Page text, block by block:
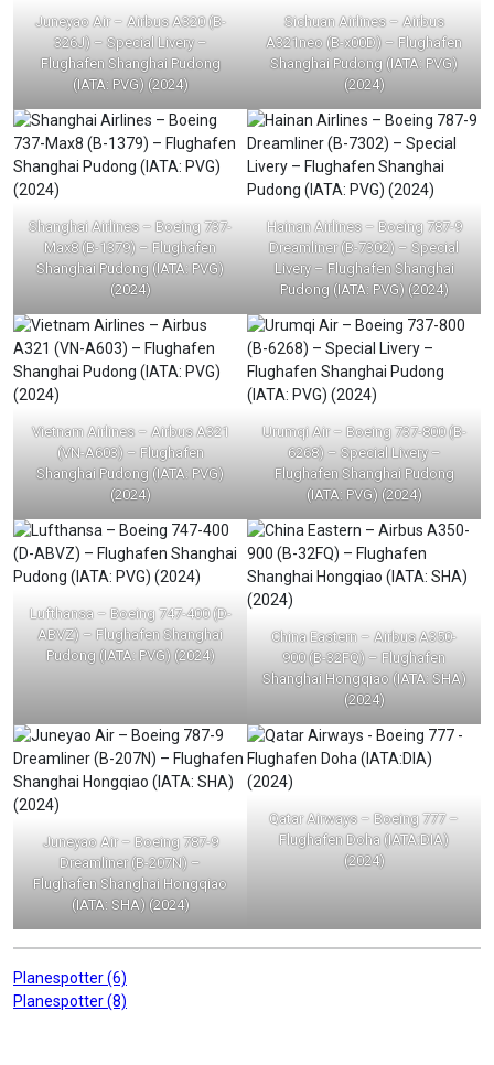
Juneyao Air – Airbus A320 (B-
326J) – Special Livery –
Flughafen Shanghai Pudong
(IATA: PVG) (2024)
Sichuan Airlines – Airbus
A321neo (B-x00D) – Flughafen
Shanghai Pudong (IATA: PVG)
(2024)
Shanghai Airlines – Boeing 737-
Max8 (B-1379) – Flughafen
Shanghai Pudong (IATA: PVG)
(2024)
Hainan Airlines – Boeing 787-9
Dreamliner (B-7302) – Special
Livery – Flughafen Shanghai
Pudong (IATA: PVG) (2024)
Vietnam Airlines – Airbus A321
(VN-A603) – Flughafen
Shanghai Pudong (IATA: PVG)
(2024)
Urumqi Air – Boeing 737-800 (B-
6268) – Special Livery –
Flughafen Shanghai Pudong
(IATA: PVG) (2024)
Lufthansa – Boeing 747-400 (D-
ABVZ) – Flughafen Shanghai
Pudong (IATA: PVG) (2024)
China Eastern – Airbus A350-
900 (B-32FQ) – Flughafen
Shanghai Hongqiao (IATA: SHA)
(2024)
Juneyao Air – Boeing 787-9
Dreamliner (B-207N) –
Flughafen Shanghai Hongqiao
(IATA: SHA) (2024)
Qatar Airways – Boeing 777 –
Flughafen Doha (IATA:DIA)
(2024)
Beitragsnavigation
Planespotter (6)
Planespotter (8)